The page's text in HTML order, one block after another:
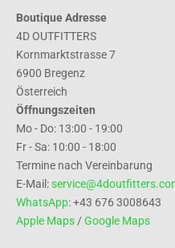
Boutique Adresse
4D OUTFITTERS
Kornmarktstrasse 7
6900 Bregenz
Österreich
Öffnungszeiten
Mo - Do: 13:00 - 19:00
Fr - Sa: 10:00 - 18:00
Termine nach Vereinbarung
E-Mail:
WhatsApp: +43 676 3008643
Apple Maps / Google Maps